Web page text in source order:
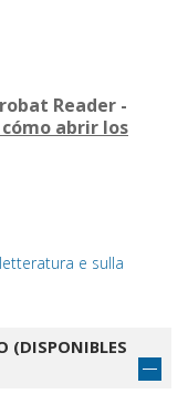
Reader -
abrir los
e sulla
(DISPONIBLES